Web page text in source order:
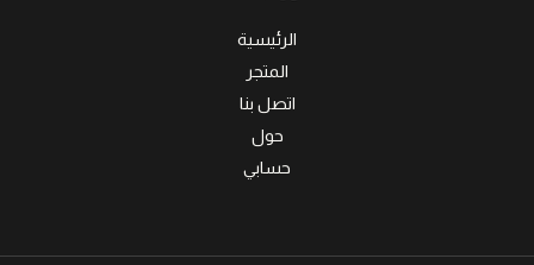
الرئيسية
المتجر
اتصل بنا
حول
حسابي